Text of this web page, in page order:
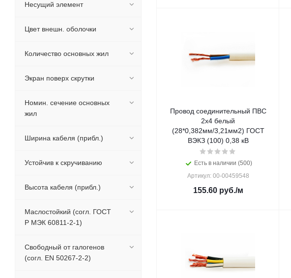
Провод соединительный ПВС
2х4 белый
(28*0,382мм/3,21мм2) ГОСТ
ВЭКЗ (100) 0,38 кВ
Есть в наличии (500)
Артикул: 00-00459548
155.60руб./м
Несущий элемент
Цвет внешн. оболочки
Количество основных жил
Экран поверх скрутки
Номин. сечение основных
жил
Ширина кабеля (прибл.)
Устойчив к скручиванию
Высота кабеля (прибл.)
Маслостойкий (согл. ГОСТ
Р МЭК 60811-2-1)
Свободный от галогенов
(согл. EN 50267-2-2)